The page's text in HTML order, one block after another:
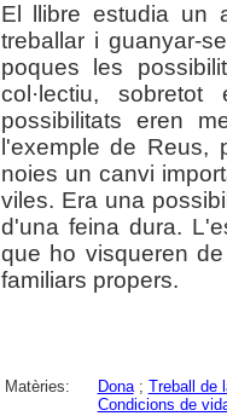
El llibre estudia un
treballar i guanyar-
poques les
col·lectiu,
possibilitats eren
l'exemple de Reus,
noies un canvi
viles. Era una
d'una feina dura.
que ho visqueren
familiars propers.
Matèries: Dona; Treball de
Condicions de